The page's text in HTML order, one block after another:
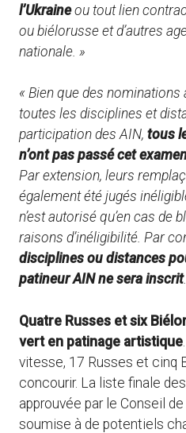
l’Ukraineou tout lien
ou biélorusse et d’autres
nationale. »
« Bien que des
toutes les disciplines et
participation des AIN, tous
n’ont pas passé cet
Par extension, leurs
également été jugés
n’est autorisé qu’en cas de
raisons d’inéligibilité. Par
disciplines ou distances
patineur AIN ne sera inscrit
Quatre Russes et six
vert en patinage artistique
vitesse, 17 Russes et cinq
concourir. La liste finale
approuvée par le Conseil de
soumise à de potentiels